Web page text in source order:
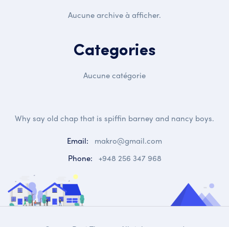
Aucune archive à afficher.
Categories
Aucune catégorie
Why say old chap that is spiffin barney and nancy boys.
Email:
makro@gmail.com
Phone: +948 256 347 968